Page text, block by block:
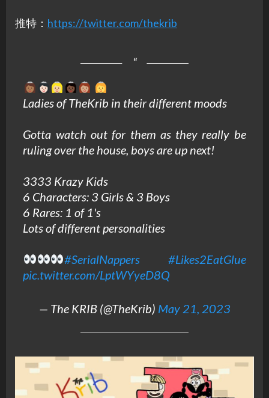
推特： https://twitter.com/thekrib
Ladies of TheKrib in their different moods
Gotta watch out for them as they really be
ruling over the house, boys are up next!
3333 Krazy Kids
6 Characters: 3 Girls & 3 Boys
6 Rares: 1 of 1's
Lots of different personalities
#SerialNappers
#Likes2EatGlue
pic.twitter.com/LptWYyeD8Q
— The KRIB (@TheKrib) May 21, 2023